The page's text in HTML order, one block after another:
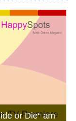
or Die“ am